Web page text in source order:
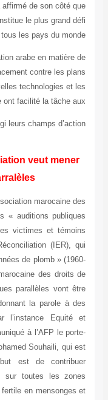
affirmé de son côté que
le plus grand défi
les pays du monde. »
arabe en matière de
contre les plans
technologies et les
ont facilité la tâche aux
leurs champs d’action.
veut mener
»
marocaine des
« auditions publiques
victimes et témoins
(IER), qui
de plomb » (1960-
des droits de
parallèles vont être
la parole à des
l’instance Equité et
à l’AFP le porte-
Souhaili, qui est
est de contribuer
sur toutes les zones
fertile en mensonges et